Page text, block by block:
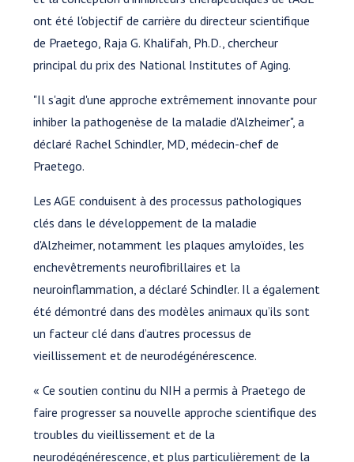
ont été l'objectif de carrière du directeur scientifique
de Praetego, Raja G. Khalifah, Ph.D., chercheur
principal du prix des National Institutes of Aging.
"Il s'agit d'une approche extrêmement innovante pour
inhiber la pathogenèse de la maladie d'Alzheimer", a
déclaré Rachel Schindler, MD, médecin-chef de
Praetego.
Les AGE conduisent à des processus pathologiques
clés dans le développement de la maladie
d'Alzheimer, notamment les plaques amyloïdes, les
enchevêtrements neurofibrillaires et la
neuroinflammation, a déclaré Schindler. Il a également
été démontré dans des modèles animaux qu’ils sont
un facteur clé dans d’autres processus de
vieillissement et de neurodégénérescence.
« Ce soutien continu du NIH a permis à Praetego de
faire progresser sa nouvelle approche scientifique des
troubles du vieillissement et de la
neurodégénérescence, et plus particulièrement de la